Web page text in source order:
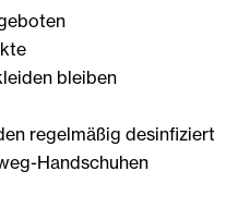
bleiben
regelmäßig desinfiziert
Handschuhen